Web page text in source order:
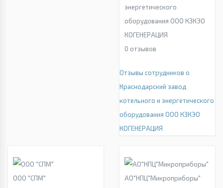
энергетического
оборудования ООО КЗКЭО
КОГЕНЕРАЦИЯ
0 отзывов
Отзывы сотрудников о
Краснодарский завод
котельного и энергетического
оборудования ООО КЗКЭО
КОГЕНЕРАЦИЯ
ООО "СПМ"
АО"НПЦ"Микроприборы"